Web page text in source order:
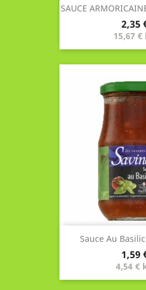
SAUCE
Prix
2,35
15,67 €
Sauce Au
Prix
1,59
4,54 €